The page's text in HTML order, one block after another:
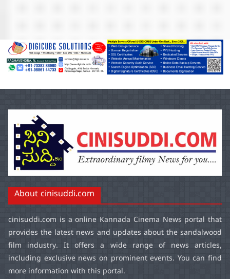
About cinisuddi.com
cinisuddi.com is a online Kannada Cinema News portal that
provides the latest news and updates about the sandalwood
film industry. It offers a wide range of news articles,
including exclusive news on prominent events. You can find
more information with this portal.